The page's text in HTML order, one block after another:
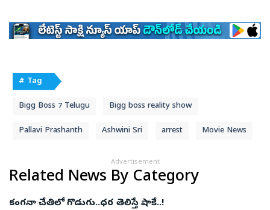
# Tag
Bigg Boss 7 Telugu Bigg boss reality show
Pallavi Prashanth Ashwini Sri arrest Movie News
Advertisement
Related News By Category
కంగనా చేతిలో గొడుగు..ధర తెలిస్తే షాకే..!